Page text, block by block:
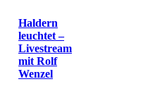
Haldern
leuchtet –
Livestream
mit Rolf
Wenzel